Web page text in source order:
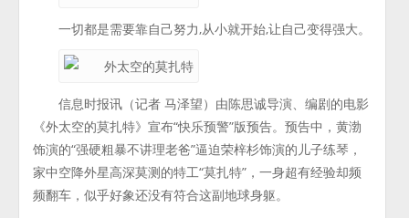
一切都是需要靠自己努力,从小就开始,让自己变得强大。
信息时报讯（记者 马泽望）由陈思诚导演、编剧的电影
《外太空的莫扎特》宣布“快乐预警”版预告。预告中，黄渤
饰演的“强硬粗暴不讲理老爸”逼迫荣梓杉饰演的儿子练琴，
家中空降外星高深莫测的特工“莫扎特”，一身超有经验却频
频翻车，似乎好象还没有符合这副地球身躯。